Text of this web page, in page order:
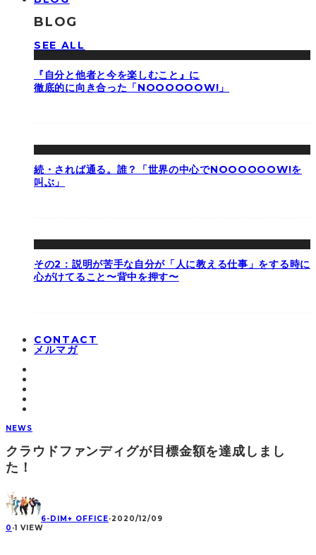
BLOG
SEE ALL
『自分と他者と今を楽しむこと』に
徹底的に向き合った「NOOOOOOW!」
続・されば通る。誰？「世界の中心でNOOOOOOW!を
叫ぶ」
その2：説明が苦手な自分が「人に教える仕事」をする時に
心がけてること〜背中を押す〜
CONTACT
メルマガ
NEWS
クラウドファンディグが目標金額を達成しまし
た！
6-DIM+ OFFICE·2020/12/09
0 ·1 VIEW